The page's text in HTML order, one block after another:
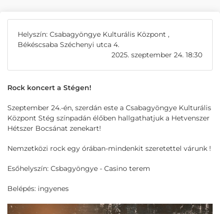
Helyszín: Csabagyöngye Kulturális Központ ,
Békéscsaba Széchenyi utca 4.
2025. szeptember 24. 18:30
Rock koncert a Stégen!
Szeptember 24.-én, szerdán este a Csabagyöngye Kulturális
Központ Stég színpadán élőben hallgathatjuk a Hetvenszer
Hétszer Bocsánat zenekart!
Nemzetközi rock egy órában-mindenkit szeretettel várunk !
Esőhelyszín: Csbagyöngye - Casino terem
Belépés: ingyenes